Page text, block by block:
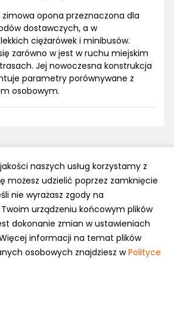
zimowa opona przeznaczona dla
dostawczych, a w
ciężarówek i minibusów.
zarówno w jest w ruchu miejskim
Jej nowoczesna konstrukcja
parametry porównywane z
osobowym.
2000-2023 Opony.com.pl
naszych usług korzystamy z
możesz udzielić poprzez zamknięcie
nie wyrażasz zgody na
urządzeniu końcowym plików
dokonanie zmian w ustawieniach
informacji na temat plików
osobowych znajdziesz wPolityce